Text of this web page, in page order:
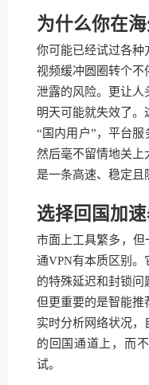
为什么你在
你可能已经试过各种
视频缓冲圆圈转个不
泄露的风险。更让人
明天可能就失效了
“国内用户”，平台服
然后毫不留情地关上
是一条高速、稳定且
选择回国加
市面上工具繁多，但
通VPN有本质区别
的特殊延迟和封锁问
但更重要的是智能推
实时分析网络状况
的回国通道上，而
试。